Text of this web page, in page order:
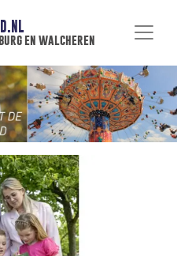
en walcheren